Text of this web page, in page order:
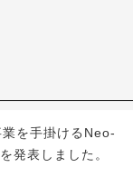
を手掛けるNeo-
発表しました。